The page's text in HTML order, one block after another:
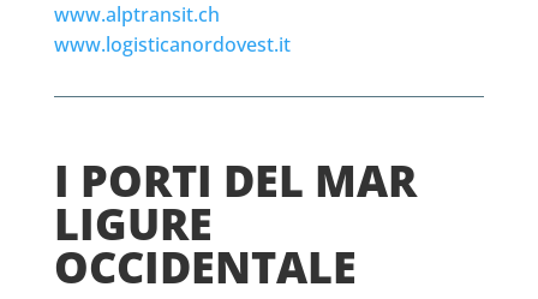
www.alptransit.ch
www.logisticanordovest.it
I PORTI DEL MAR
LIGURE
OCCIDENTALE